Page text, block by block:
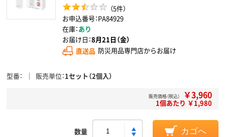
（5件）
お申込番号：PA84929
在庫：あり
お届け日：8月21日（金）
直送品 防災用品専門店からお届け
型番 販売単位 1セット（2個入）
販売価格（税込） ￥3,960
1個あたり ￥1,980
数量 カゴへ